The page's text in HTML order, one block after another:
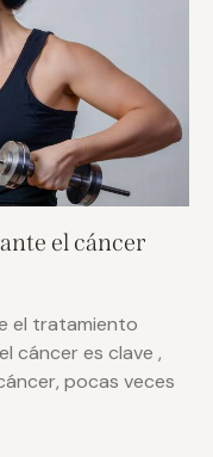
el cáncer
el tratamiento
cáncer es clave ,
pocas veces